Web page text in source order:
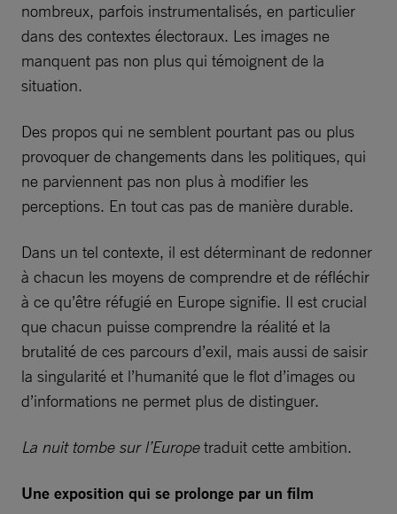
nombreux, parfois instrumentalisés, en particulier
dans des contextes électoraux. Les images ne
manquent pas non plus qui témoignent de la
situation.
Des propos qui ne semblent pourtant pas ou plus
provoquer de changements dans les politiques, qui
ne parviennent pas non plus à modifier les
perceptions. En tout cas pas de manière durable.
Dans un tel contexte, il est déterminant de redonner
à chacun les moyens de comprendre et de réfléchir
à ce qu’être réfugié en Europe signifie. Il est crucial
que chacun puisse comprendre la réalité et la
brutalité de ces parcours d’exil, mais aussi de saisir
la singularité et l’humanité que le flot d’images ou
d’informations ne permet plus de distinguer.
La nuit tombe sur l’Europetraduit cette ambition.
Une exposition qui se prolonge par un film